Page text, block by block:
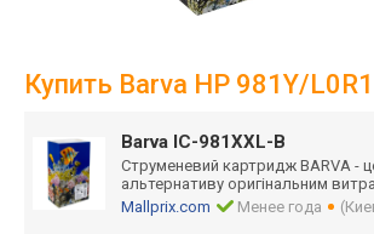
Купить Barva HP 981Y/
Barva IC-981XXL-B
Струменевий картридж BARVA -
альтернативу оригінальним
Mallprix.com
Менее года